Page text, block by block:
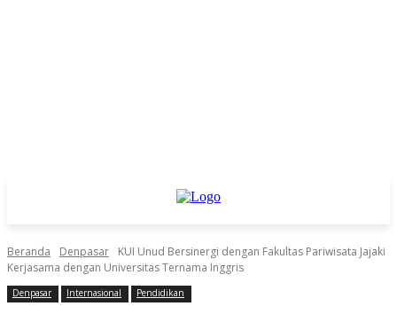
Beranda Denpasar
KUI Unud Bersinergi dengan Fakultas Pariwisata Jajaki
Kerjasama dengan Universitas Ternama Inggris
Denpasar Internasional Pendidikan